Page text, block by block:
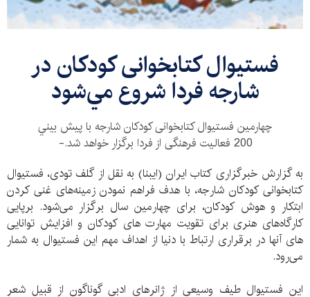
فستیوال کتابخوانی کودکان در
شارجه فردا شروع مي‌شود
چهارمین فستیوال کتابخوانی کودکان شارجه با پيش بيني
200 فعالیت فرهنگی از فردا برگزار خواهد شد.-
به گزارش خبرگزاری کتاب ایران (ایبنا) به نقل از گلف تودی، فستیوال
کتابخوانی کودکان شارجه، با هدف فراهم نمودن زمینه‌های غنی کردن
ابتکار و هوش کودکان، برای چهارمین سال برگزار می‌شود. برپایی
کارگاه‌های هنری برای تقویت مهارت های کودکان و افزایش توانایی
های آنها در برقراری ارتباط با دنیا از اهداف مهم این فستیوال به شمار
می‌رود.
این فستیوال طیف وسیعی از ژانرهای ادبی گوناگون از قبیل شعر